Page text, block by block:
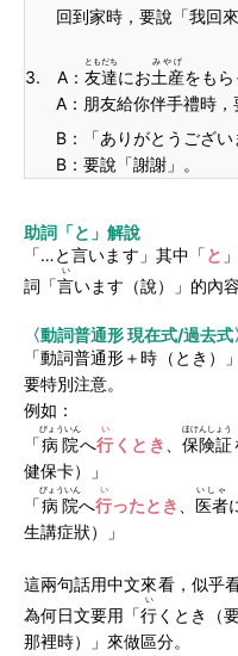
回到家時，要說「我回來
3. A： 友達
ともだち
にお土産
みやげ
をもら
A：朋友給你伴手禮時
B：「ありがとうござい
B：要說「謝謝」。
助詞「と」解說
「…と言います」其中「と
詞「言
い
います（說）」的內容
〈動詞普通形 現在式/過去
「動詞普通形＋時（とき
要特別注意。
例如：
「病院
びょういん
へ行
い
くとき 保険証
ほけんしょう
健保卡）」
「病院
びょういん
へ行
い
ったとき 医者
いしゃ
生講症狀）」
這兩句話用中文來看，似乎
為何日文要用「行
い
くとき（
那裡時）」來做區分。